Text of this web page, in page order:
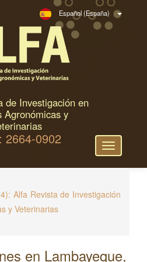
Español (España)
de Investigación en
Agronómicas y
2664-0902
Toggle
Alfa Revista de Investigación
y Veterinarias
en Lambayeque,